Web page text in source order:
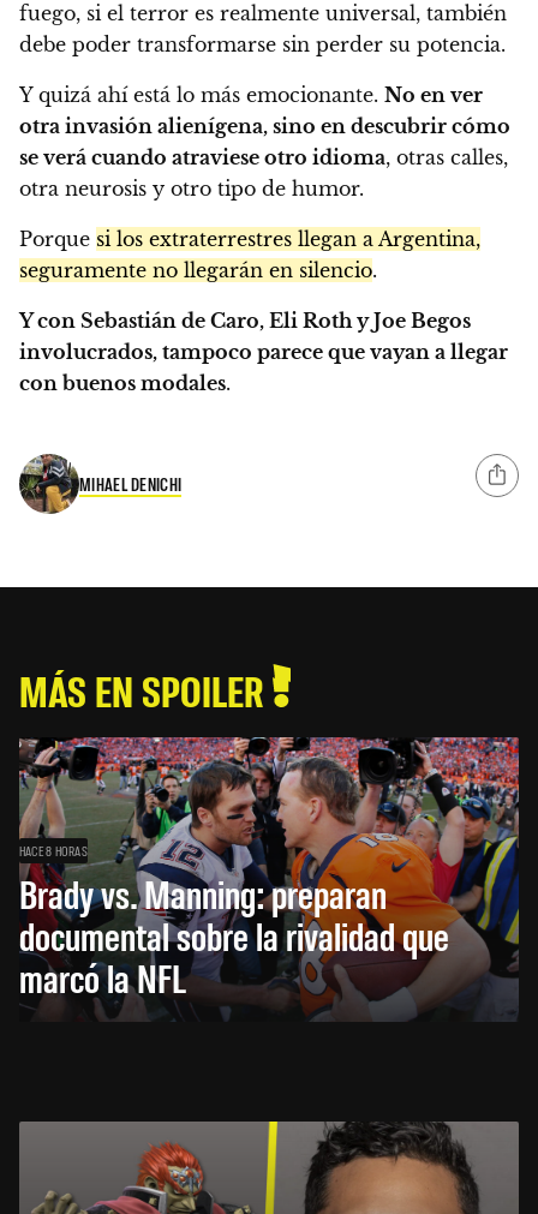
fuego, si el terror es realmente universal, también
debe poder transformarse sin perder su potencia.
Y quizá ahí está lo más emocionante. No en ver
otra invasión alienígena, sino en descubrir cómo
se verá cuando atraviese otro idioma, otras calles,
otra neurosis y otro tipo de humor.
Porque si los extraterrestres llegan a Argentina,
seguramente no llegarán en silencio.
Y con Sebastián de Caro, Eli Roth y Joe Begos
involucrados, tampoco parece que vayan a llegar
con buenos modales.
MIHAEL DENICHI
MÁS EN SPOILER
HACE 8 HORAS
Brady vs. Manning: preparan
documental sobre la rivalidad que
marcó la NFL